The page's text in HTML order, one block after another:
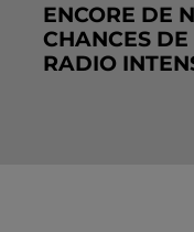
ENCORE DE
CHANCES
RADIO